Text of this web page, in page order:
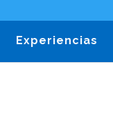
Experiencias